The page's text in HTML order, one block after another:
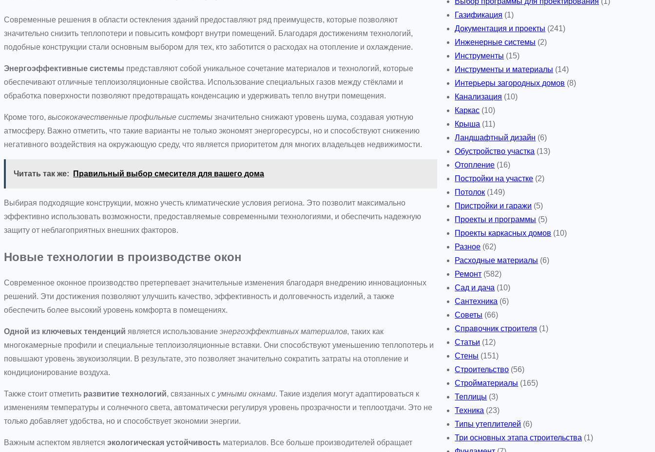
Современные решения в области остекления зданий предоставляют ряд преимуществ, которые позволяют
значительно снизить теплопотери и повысить комфорт внутри помещений. Благодаря достижениям технологий,
подобные конструкции стали основным выбором для тех, кто заботится о расходах на отопление и охлаждение.
Энергоэффективные системы представляют собой уникальное сочетание материалов и технологий, которые
обеспечивают отличные теплоизоляционные свойства. Использование специальных газов между стёклами и
обработка поверхности позволяют предотвращать конденсацию и удерживать тепло внутри помещения.
Кроме того, высококачественные профильные системы значительно снижают уровень шума, создавая уютную
атмосферу. Важно отметить, что такие варианты не только экономят энергоресурсы, но и способствуют снижению
негативного воздействия на окружающую среду, что является приоритетом для многих владельцев недвижимости.
Читать так же: Правильный выбор смесителя для вашего дома
Выбирая подходящие конструкции, можно учесть климатические условия региона. Это позволит максимально
эффективно использовать возможности, предоставляемые современными технологиями, и обеспечить надежную
защиту от неблагоприятных внешних факторов.
Новые технологии в производстве окон
Современное оконное производство претерпевает значительные изменения благодаря внедрению инновационных
решений. Эти достижения позволяют улучшить качество, эффективность и долговечность изделий, а также
обеспечить более высокий уровень комфорта в помещениях.
Одной из ключевых тенденций является использование энергоэффективных материалов, таких как
многокамерные профили и специальные теплоизоляционные вставки. Они способствуют уменьшению теплопотерь и
повышают уровень звукоизоляции. В результате, это позволяет значительно сократить затраты на отопление и
кондиционирование воздуха.
Также стоит отметить развитие технологий, связанных с умными окнами. Такие изделия могут адаптироваться к
изменениям температуры и солнечного света, автоматически регулируя уровень прозрачности и теплоотдачи. Это не
только добавляет удобства, но и способствует экономии энергии.
Важным аспектом является экологическая устойчивость материалов. Все больше производителей обращает
Газификация (1)
Документация и проекты (241)
Инженерные системы (2)
Инструменты (15)
Инструменты и материалы (14)
Интерьеры загородных домов (8)
Канализация (10)
Каркас (10)
Крыша (11)
Ландшафтный дизайн (6)
Обустройство участка (13)
Отопление (16)
Постройки на участке (2)
Потолок (149)
Пристройки и гаражи (5)
Проекты и программы (5)
Проекты каркасных домов (10)
Разное (62)
Расходные материалы (6)
Ремонт (582)
Сад и дача (10)
Сантехника (6)
Советы (66)
Справочник строителя (1)
Статьи (12)
Стены (151)
Строительство (56)
Стройматериалы (165)
Теплицы (3)
Техника (23)
Типы утеплителей (6)
Три основных этапа строительства (1)